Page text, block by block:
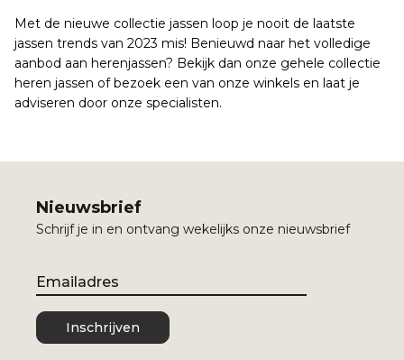
Met de nieuwe collectie jassen loop je nooit de laatste
jassen trends van 2023 mis! Benieuwd naar het volledige
aanbod aan herenjassen? Bekijk dan onze gehele collectie
heren jassen of bezoek een van onze winkels en laat je
adviseren door onze specialisten.
Nieuwsbrief
Schrijf je in en ontvang wekelijks onze nieuwsbrief
Email
Inschrijven